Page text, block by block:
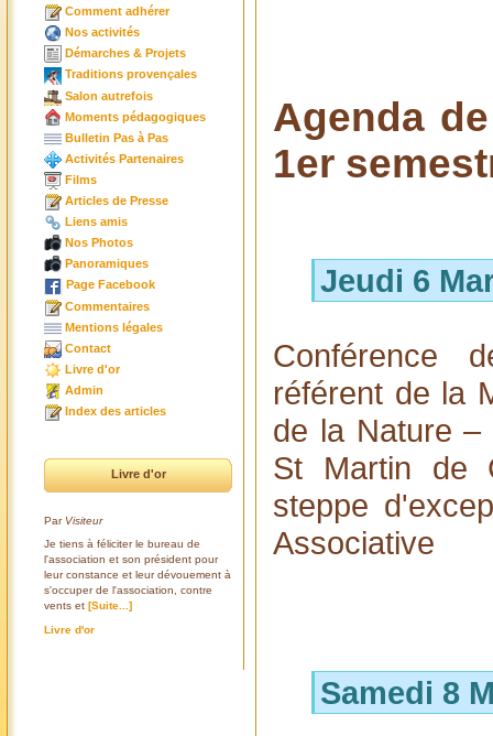
Comment adhérer
Nos activités
Démarches & Projets
Traditions provençales
Salon autrefois
Moments pédagogiques
Bulletin Pas à Pas
Activités Partenaires
Films
Articles de Presse
Liens amis
Nos Photos
Panoramiques
Page Facebook
Commentaires
Mentions légales
Contact
Livre d'or
Admin
Index des articles
Livre d'or
Par Visiteur
Je tiens à féliciter le bureau de
l'association et son président pour
leur constance et leur dévouement à
s'occuper de l'association, contre
vents et [Suite...]
Livre d'or
Agenda
1er
Jeudi 6
Conférence
référent de la
de la Nature
St Martin de
steppe
Associative
Samedi 8